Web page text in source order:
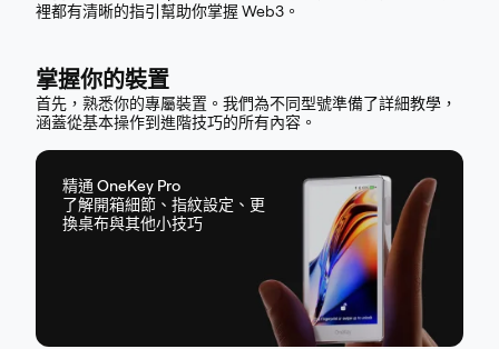
裡都有清晰的指引幫助你掌握 Web3。
掌握你的裝置
首先，熟悉你的專屬裝置。我們為不同型號準備了詳細教學，
涵蓋從基本操作到進階技巧的所有內容。
精通 OneKey Pro
了解開箱細節、指紋設定、更
換桌布與其他小技巧